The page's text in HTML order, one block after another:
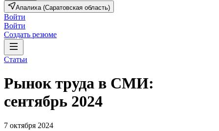
Апалиха (Саратовская область)
Войти
Войти
Создать резюме
Статьи
Рынок труда в СМИ:
сентябрь 2024
7 октября 2024